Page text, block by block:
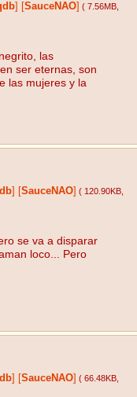
SauceNAO ( 7.56MB
las
ser eternas, son
las mujeres y la
SauceNAO ( 120.90KB
se va a disparar
loco... Pero
SauceNAO ( 66.48KB